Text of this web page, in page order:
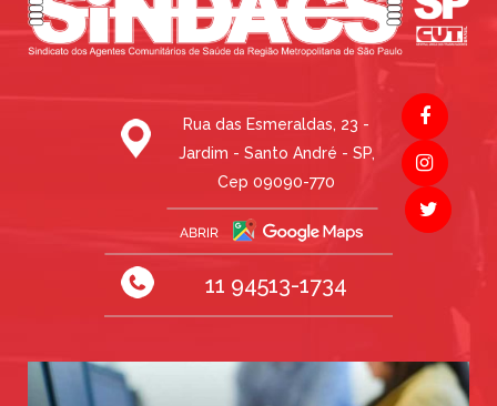
Rua das Esmeraldas, 23 -
Jardim - Santo André - SP,
Cep 09090-770
11 94513-1734